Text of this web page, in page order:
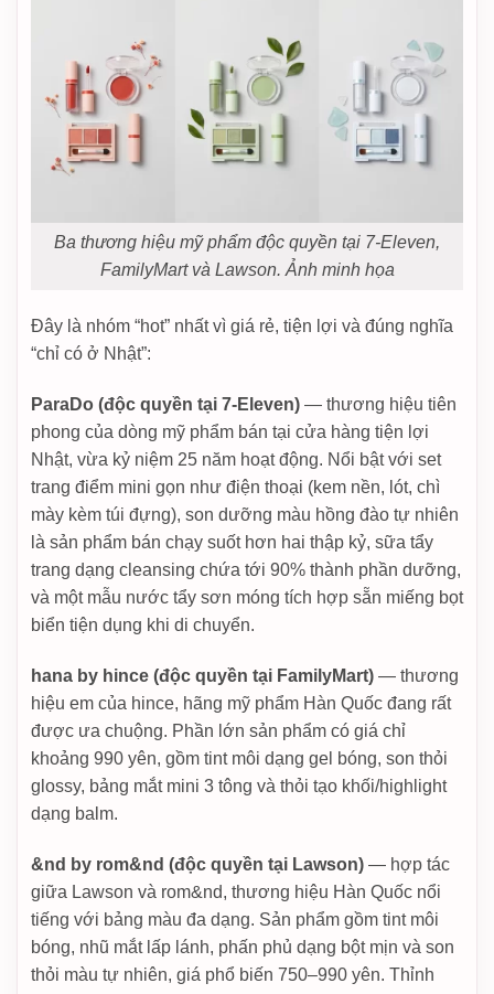
Ba thương hiệu mỹ phẩm độc quyền tại 7-Eleven,
FamilyMart và Lawson. Ảnh minh họa
Đây là nhóm “hot” nhất vì giá rẻ, tiện lợi và đúng nghĩa
“chỉ có ở Nhật”:
ParaDo (độc quyền tại 7-Eleven) — thương hiệu tiên
phong của dòng mỹ phẩm bán tại cửa hàng tiện lợi
Nhật, vừa kỷ niệm 25 năm hoạt động. Nổi bật với set
trang điểm mini gọn như điện thoại (kem nền, lót, chì
mày kèm túi đựng), son dưỡng màu hồng đào tự nhiên
là sản phẩm bán chạy suốt hơn hai thập kỷ, sữa tẩy
trang dạng cleansing chứa tới 90% thành phần dưỡng,
và một mẫu nước tẩy sơn móng tích hợp sẵn miếng bọt
biển tiện dụng khi di chuyển.
hana by hince (độc quyền tại FamilyMart) — thương
hiệu em của hince, hãng mỹ phẩm Hàn Quốc đang rất
được ưa chuộng. Phần lớn sản phẩm có giá chỉ
khoảng 990 yên, gồm tint môi dạng gel bóng, son thỏi
glossy, bảng mắt mini 3 tông và thỏi tạo khối/highlight
dạng balm.
&nd by rom&nd (độc quyền tại Lawson) — hợp tác
giữa Lawson và rom&nd, thương hiệu Hàn Quốc nổi
tiếng với bảng màu đa dạng. Sản phẩm gồm tint môi
bóng, nhũ mắt lấp lánh, phấn phủ dạng bột mịn và son
thỏi màu tự nhiên, giá phổ biến 750–990 yên. Thỉnh